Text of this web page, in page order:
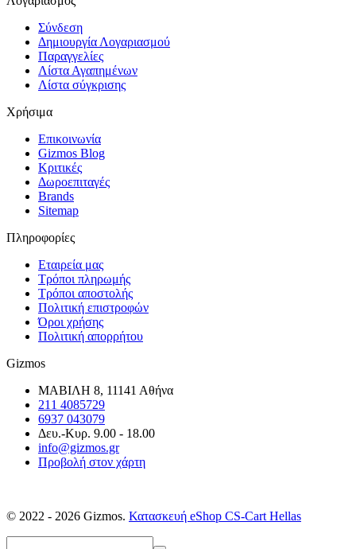
Σύνδεση
Δημιουργία Λογαριασμού
Παραγγελίες
Λίστα Αγαπημένων
Λίστα σύγκρισης
Χρήσιμα
Επικοινωνία
Gizmos Blog
Κριτικές
Δωροεπιταγές
Brands
Sitemap
Πληροφορίες
Εταιρεία μας
Τρόποι πληρωμής
Τρόποι αποστολής
Πολιτική επιστροφών
Όροι χρήσης
Πολιτική απορρήτου
Gizmos
ΜΑΒΙΛΗ 8, 11141 Αθήνα
211 4085729
6937 043079
Δευ.-Κυρ. 9.00 - 18.00
info@gizmos.gr
Προβολή στον χάρτη
© 2022 - 2026 Gizmos. Κατασκευή eShop CS-Cart Hellas